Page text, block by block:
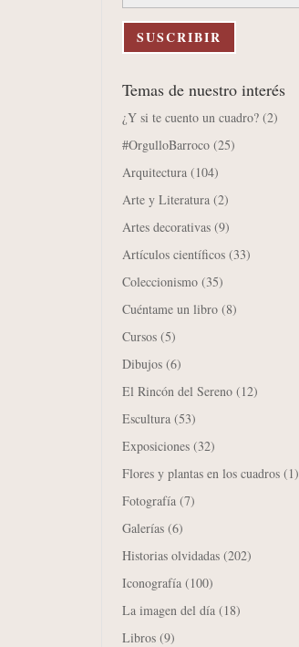
correo
electrónico
SUSCRIBIR
Temas de nuestro interés
¿Y si te cuento un cuadro? (2)
#OrgulloBarroco (25)
Arquitectura (104)
Arte y Literatura (2)
Artes decorativas (9)
Artículos científicos (33)
Coleccionismo (35)
Cuéntame un libro (8)
Cursos (5)
Dibujos (6)
El Rincón del Sereno (12)
Escultura (53)
Exposiciones (32)
Flores y plantas en los cuadros (1)
Fotografía (7)
Galerías (6)
Historias olvidadas (202)
Iconografía (100)
La imagen del día (18)
Libros (9)